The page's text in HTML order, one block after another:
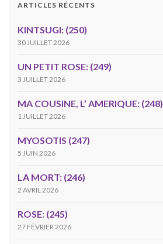
ARTICLES RÉCENTS
KINTSUGI: (250)
30 JUILLET 2026
UN PETIT ROSE: (249)
3 JUILLET 2026
MA COUSINE, L’ AMERIQUE: (248)
1 JUILLET 2026
MYOSOTIS (247)
5 JUIN 2026
LA MORT: (246)
2 AVRIL 2026
ROSE: (245)
27 FÉVRIER 2026